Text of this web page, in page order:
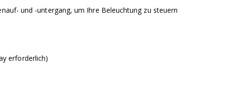
und -untergang, um Ihre Beleuchtung zu steuern
erforderlich)